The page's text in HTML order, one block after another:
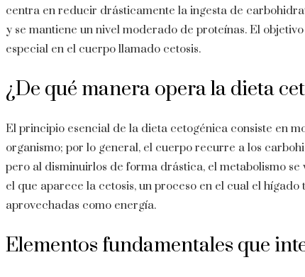
centra en reducir drásticamente la ingesta de
y se mantiene un nivel moderado de proteínas. El
especial en el cuerpo llamado cetosis.
¿De qué manera opera la dieta
El principio esencial de la dieta cetogénica consiste en
organismo; por lo general, el cuerpo recurre a los
pero al disminuirlos de forma drástica, el metabolismo
el que aparece la cetosis, un proceso en el cual el
aprovechadas como energía.
Elementos fundamentales que